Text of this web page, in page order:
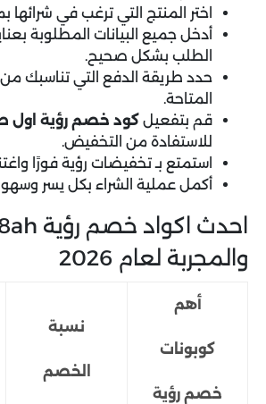
اختر المنتج التي ترغب في
أدخل جميع البيانات المطلوبة
الطلب بشكل صحيح.
حدد طريقة الدفع التي تناسبك من
المتاحة.
قم بتفعيل كود خصم رؤية اول
للاستفادة من التخفيض.
استمتع بـ تخفيضات رؤية فورًا
أكمل عملية الشراء بكل يسر
والمجربة لعام 2026
أهم
كوبونات
خصم رؤية
نسبة
الخصم